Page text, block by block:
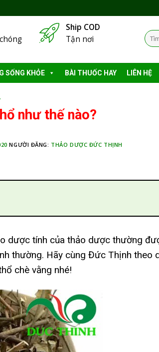
Ship COD
Tận nơi
Tìm
kiếm:
SỐNG KHỎE BÀI THUỐC HAY LIÊN HỆ
như thế nào?
NGƯỜI ĐĂNG: THẢO DƯỢC ĐỨC THỊNH
dược tính của thảo dược thường
thường. Hãy cùng Đức Thịnh theo
chè vằng nhé!